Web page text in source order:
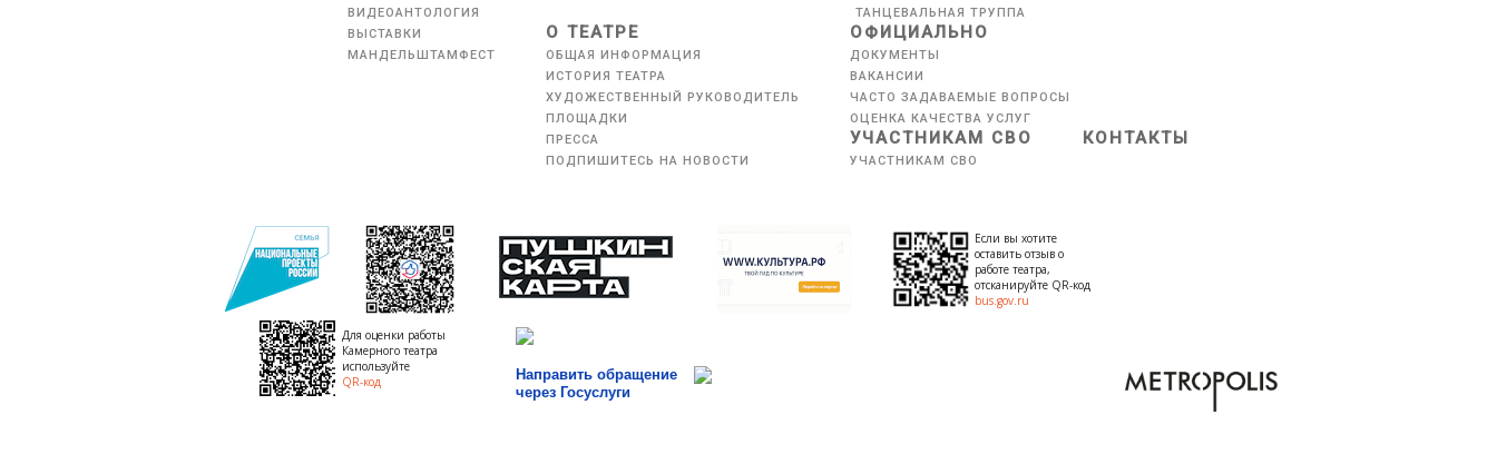
ВИДЕОАНТОЛОГИЯ
ВЫСТАВКИ
МАНДЕЛЬШТАМФЕСТ
ТАНЦЕВАЛЬНАЯ ТРУППА
О ТЕАТРЕ
ОБЩАЯ ИНФОРМАЦИЯ
ИСТОРИЯ ТЕАТРА
ХУДОЖЕСТВЕННЫЙ РУКОВОДИТЕЛЬ
ПЛОЩАДКИ
ПРЕССА
ПОДПИШИТЕСЬ НА НОВОСТИ
ОФИЦИАЛЬНО
ДОКУМЕНТЫ
ВАКАНСИИ
ЧАСТО ЗАДАВАЕМЫЕ ВОПРОСЫ
ОЦЕНКА КАЧЕСТВА УСЛУГ
УЧАСТНИКАМ СВО
УЧАСТНИКАМ СВО
КОНТАКТЫ
Если вы хотите
оставить отзыв о
работе театра,
отсканируйте QR-код
bus.gov.ru
Для оценки работы
Камерного театра
используйте
QR-код
Направить обращение
через Госуслуги